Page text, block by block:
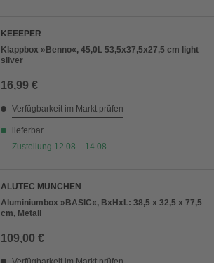
KEEEPER
Klappbox »Benno«, 45,0L 53,5x37,5x27,5 cm light
silver
16,99 €
Verfügbarkeit im Markt prüfen
lieferbar
Zustellung 12.08. - 14.08.
ALUTEC MÜNCHEN
Aluminiumbox »BASIC«, BxHxL: 38,5 x 32,5 x 77,5
cm, Metall
109,00 €